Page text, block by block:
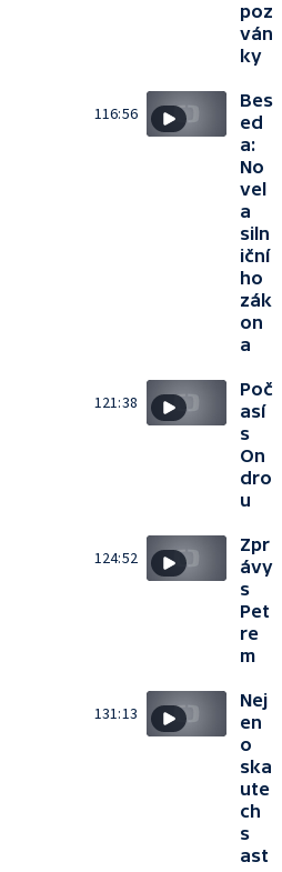
poz
ván
ky
116:56
Bes
ed
a:
No
vel
a
siln
iční
ho
zák
on
a
121:38
Poč
así
s
On
dro
u
124:52
Zpr
ávy
s
Pet
re
m
131:13
Nej
en
o
ska
ute
ch
s
ast